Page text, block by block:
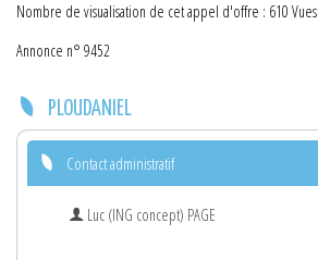
Nombre de visualisation de cet appel d'offre : 610 Vues
Annonce n° 9452
PLOUDANIEL
Contact administratif
Luc (ING concept) PAGE